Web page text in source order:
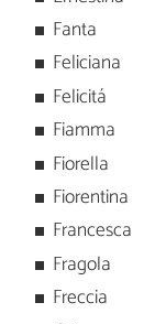
Fanta
Feliciana
Felicitá
Fiamma
Fiorella
Fiorentina
Francesca
Fragola
Freccia